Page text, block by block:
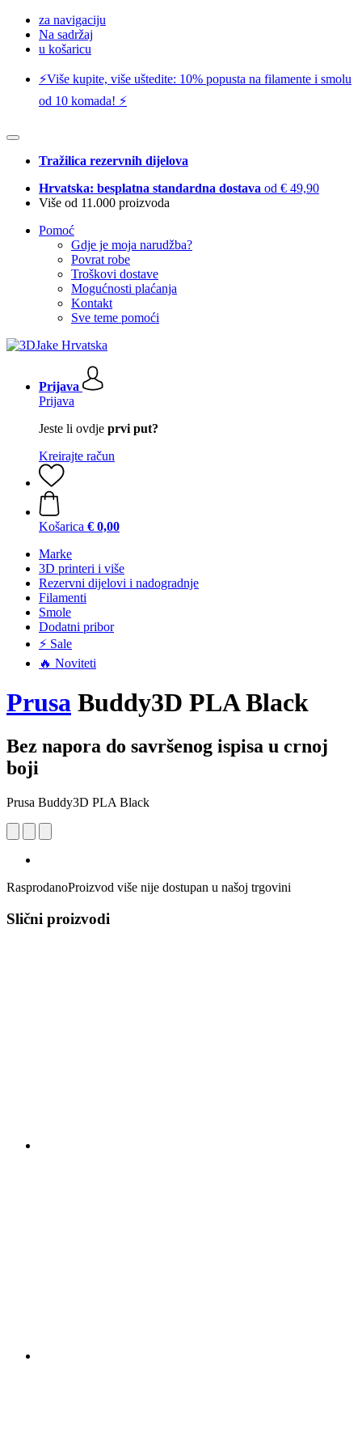
za navigaciju
Na sadržaj
u košaricu
⚡️Više kupite, više uštedite: 10% popusta na filamente i smolu
od 10 komada! ⚡️
Tražilica rezervnih dijelova
Hrvatska: besplatna standardna dostava od € 49,90
Više od 11.000 proizvoda
Pomoć
Gdje je moja narudžba?
Povrat robe
Troškovi dostave
Mogućnosti plaćanja
Kontakt
Sve teme pomoći
Prijava
Prijava
Jeste li ovdje prvi put?
Kreirajte račun
Košarica € 0,00
Marke
3D printeri i više
Rezervni dijelovi i nadogradnje
Filamenti
Smole
Dodatni pribor
⚡ Sale
🔥 Noviteti
Prusa Buddy3D PLA Black
Bez napora do savršenog ispisa u crnoj
boji
Prusa Buddy3D PLA Black
RasprodanoProizvod više nije dostupan u našoj trgovini
Slični proizvodi